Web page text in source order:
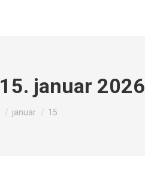
15. januar 2026
januar 15